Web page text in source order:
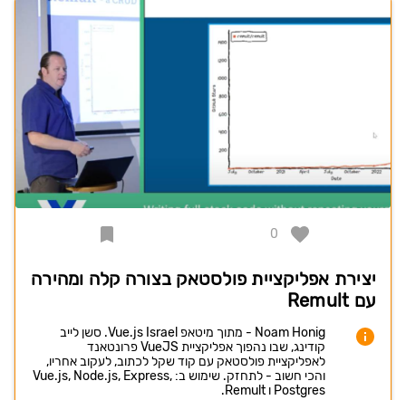
0
יצירת אפליקציית פולסטאק בצורה קלה ומהירה
עם Remult
Noam Honig - מתוך מיטאפ Vue.js Israel. סשן לייב
קודינג, שבו נהפוך אפליקציית VueJS פרונטאנד
לאפליקציית פולסטאק עם קוד שקל לכתוב, לעקוב אחריו,
והכי חשוב - לתחזק. שימוש ב: Vue.js, Node.js, Express,
Postgres ו Remult.